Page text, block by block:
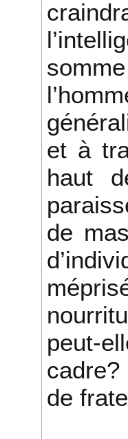
et à
haut
de
peut-
cadre?
de